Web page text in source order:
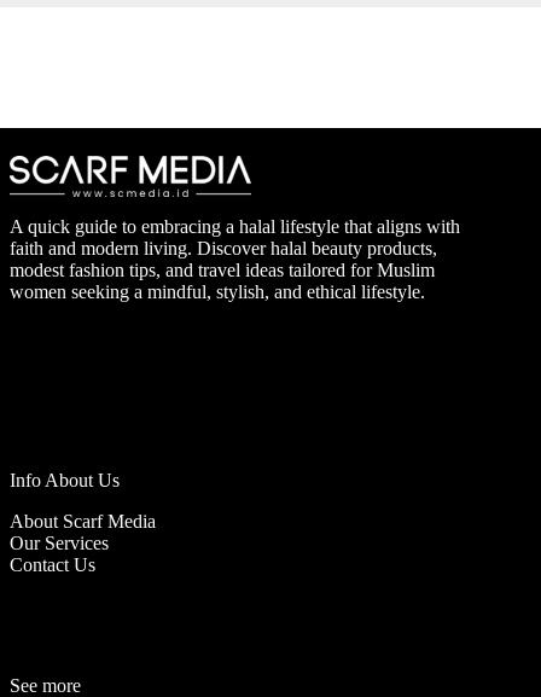
A quick guide to embracing a halal lifestyle that aligns with
faith and modern living. Discover halal beauty products,
modest fashion tips, and travel ideas tailored for Muslim
women seeking a mindful, stylish, and ethical lifestyle.
Info About Us
About Scarf Media
Our Services
Contact Us
See more